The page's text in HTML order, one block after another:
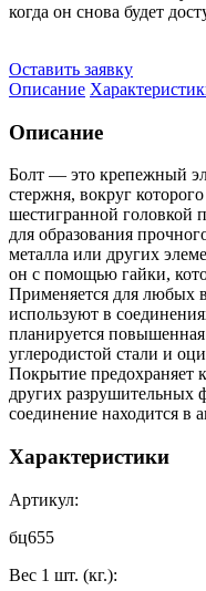
когда он снова будет
Оставить заявку
Описание
Описание
Болт — это крепежный
стержня, вокруг
шестигранной головкой
для образования
металла или других
он с помощью гайки,
Применяется для любых
используют в
планируется
углеродистой стали и
Покрытие предохраняет
других разрушительных
соединение находится в
Характеристики
Артикул:
бц655
Вес 1 шт. (кг.):